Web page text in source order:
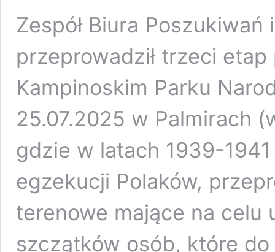
Zespół Biura
przeprowadził trzeci
Kampinoskim Parku
25.07.2025 w Palmirach
gdzie w latach 1939-
egzekucji Polaków,
terenowe mające na celu
szczątków osób, które